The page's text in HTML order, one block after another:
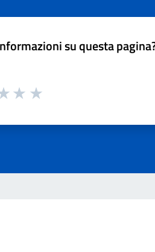
su questa